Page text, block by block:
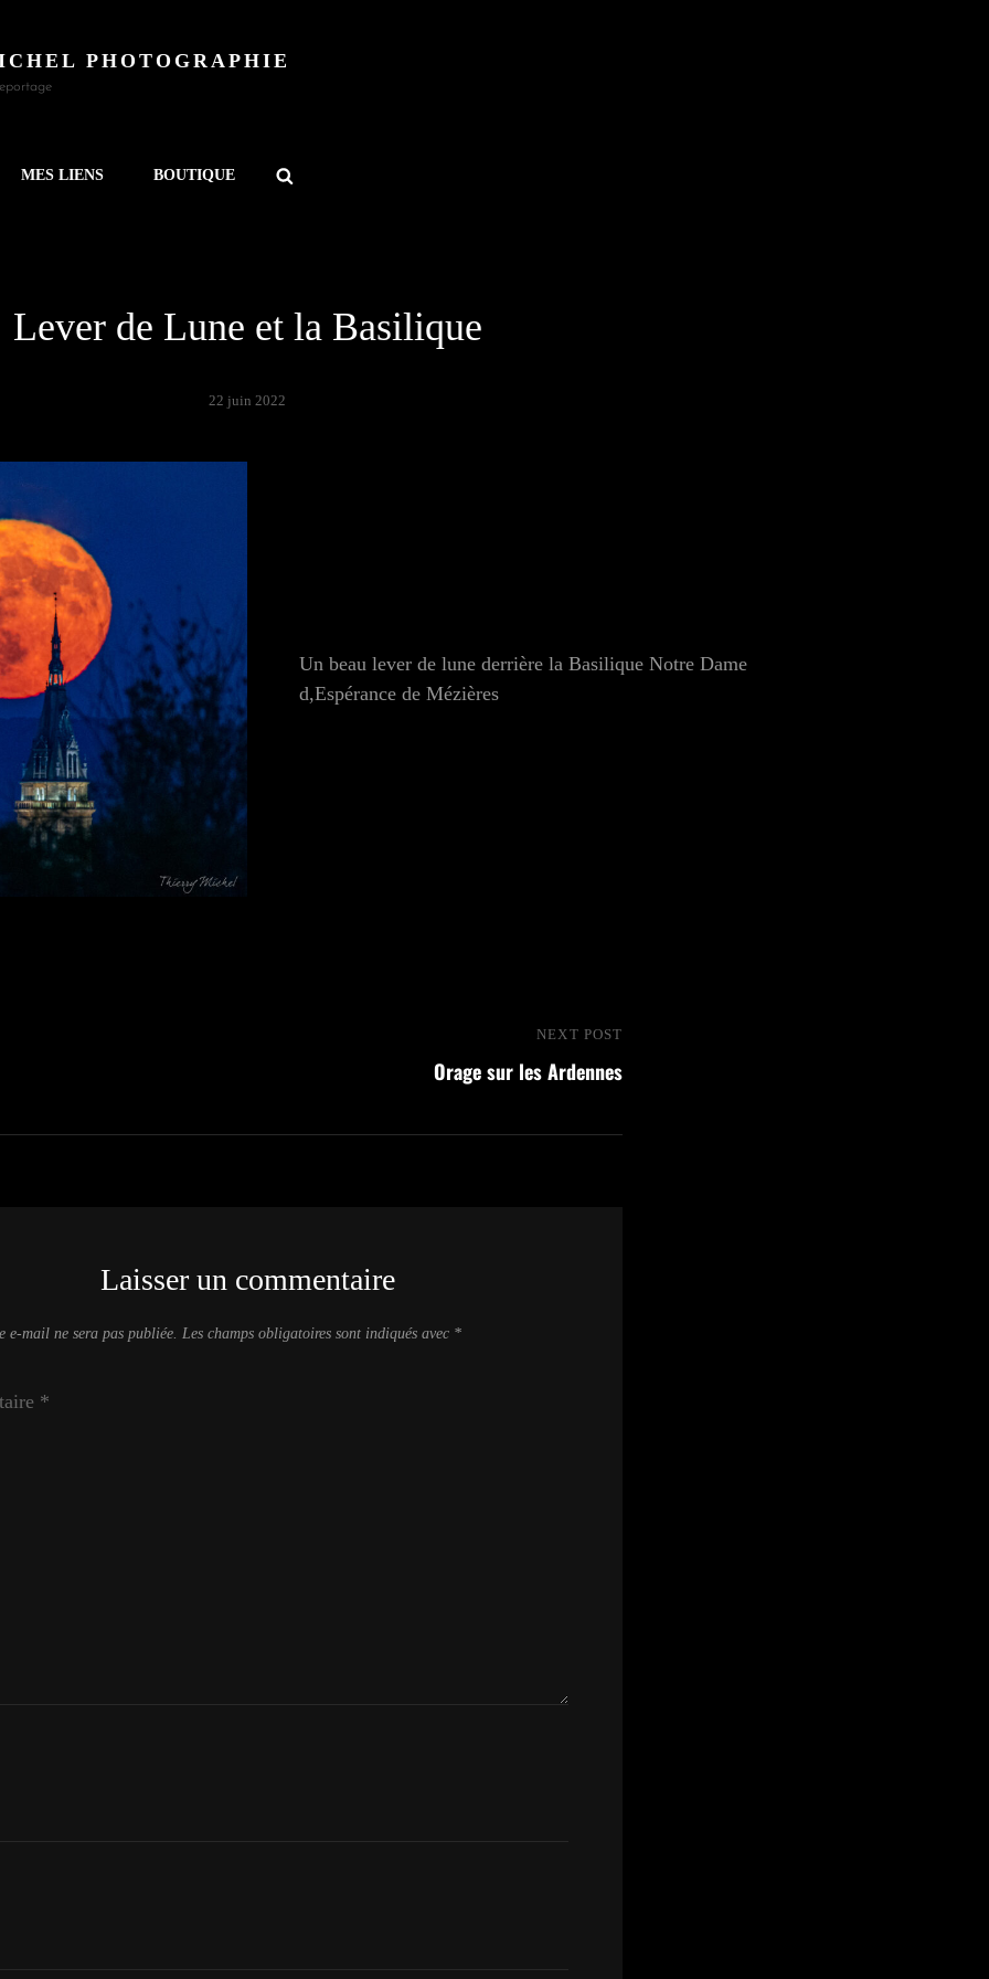
PHOTOGRAPHIE
MES LIENS BOUTIQUE
Lever de Lune et la Basilique
22 juin 2022
Un beau lever de lune derrière la Basilique Notre Dame
d,Espérance de Mézières
Post
NEXT POST
Orage sur les Ardennes
Laisser un commentaire
e-mail ne sera pas publiée. Les champs obligatoires sont indiqués avec *
*